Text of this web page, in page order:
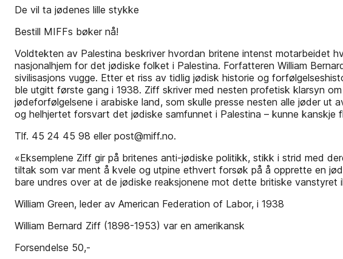
De vil ta jødenes lille stykke
Bestill MIFFs bøker nå!
Voldtekten av Palestina beskriver hvordan britene intenst motarbeidet
nasjonalhjem for det jødiske folket i Palestina. Forfatteren William
sivilisasjons vugge. Etter et riss av tidlig jødisk historie og
ble utgitt første gang i 1938. Ziff skriver med nesten profetisk klarsyn
jødeforfølgelsene i arabiske land, som skulle presse nesten alle jøder
og helhjertet forsvart det jødiske samfunnet i Palestina – kunne
Tlf. 45 24 45 98 eller post@miff.no.
«Eksemplene Ziff gir på britenes anti-jødiske politikk, stikk i strid med
tiltak som var ment å kvele og utpine ethvert forsøk på å opprette en
bare undres over at de jødiske reaksjonene mot dette britiske vanstyret
William Green, leder av American Federation of Labor, i 1938
William Bernard Ziff (1898-1953) var en amerikansk
Forsendelse 50,-